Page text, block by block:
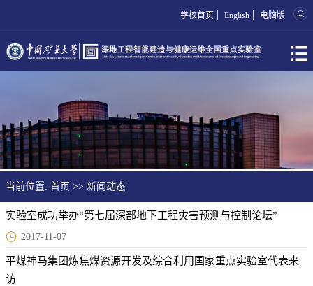
学校首页 | English | 电脑版
当前位置: 首页 >> 新闻动态
实验室成功举办“第七届深部地下工程灾害预测与控制论坛”
2017-11-07
平煤神马集团炼焦煤资源开发及综合利用国家重点实验室代表来
访